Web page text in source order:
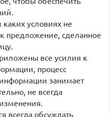
условиях не
предложение, сделанное
все усилия к
процесс
занимает
не всегда
всегда обсуждать